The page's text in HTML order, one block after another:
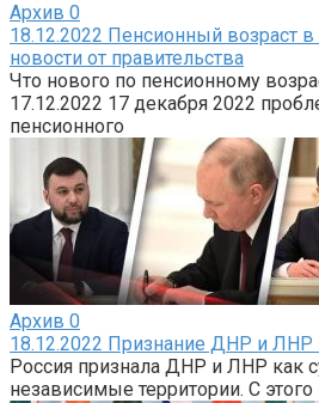
Архив 0
18.12.2022 Пенсионный возраст
новости от правительства
Что нового по пенсионному
17.12.2022 17 декабря 2022
пенсионного
Архив 0
18.12.2022 Признание ДНР и ЛНР
Россия признала ДНР и ЛНР как
независимые территории. С